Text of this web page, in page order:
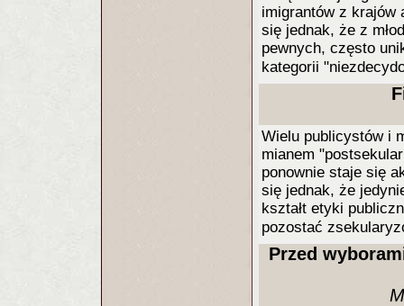
imigrantów z krajów
się jednak, że z
pewnych, często
kategorii
Wielu publicystów i
mianem
ponownie staje się
się jednak, że
kształt etyki
pozostać
Przed